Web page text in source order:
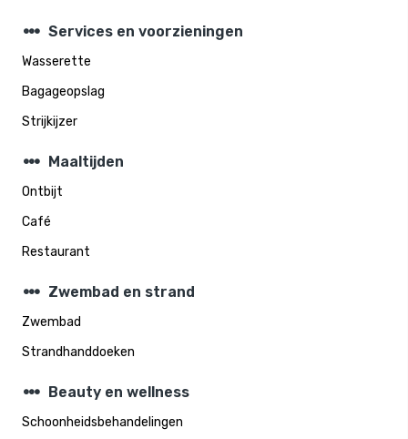
steppers Services en voorzieningen
Wasserette
Bagageopslag
Strijkijzer
steppers Maaltijden
Ontbijt
Café
Restaurant
steppers Zwembad en strand
Zwembad
Strandhanddoeken
steppers Beauty en wellness
Schoonheidsbehandelingen